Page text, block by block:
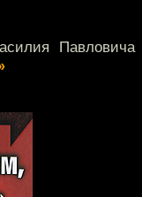
Павловича